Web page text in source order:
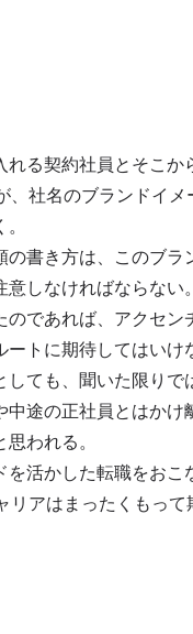
れる契約社員とそこか
、社名のブランドイメ
の書き方は、このブラ
意しなければならない
のであれば、アクセン
ートに期待してはいけ
しても、聞いた限りで
中途の正社員とはかけ
われる。
を活かした転職をおこ
リアはまったくもって